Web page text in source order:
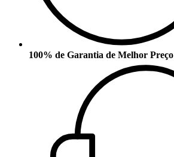
100% de Garantia de Melhor Preço